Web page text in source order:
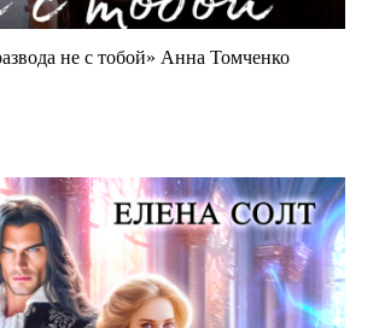
не с тобой» Анна Томченко